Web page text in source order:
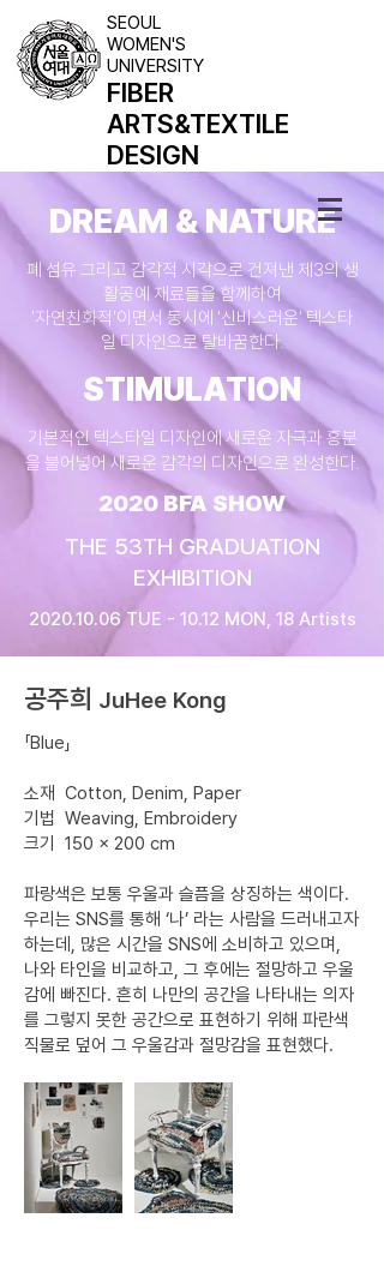
SEOUL
WOMEN'S
UNIVERSITY
FIBER
ARTS&TEXTILE
DESIGN
DREAM & NATURE
​폐 섬유 그리고 감각적 시각으로 건져낸 제3의 생
활공예 재료들을 함께하여
'자연친화적'이면서 동시에 '신비스러운' 텍스타
일 디자인으로 탈바꿈한다.
STIMULATION
​기본적인 텍스타일 디자인에 새로운 자극과 흥분
을 불어넣어 새로운 감각의 디자인으로 완성한다.
2020 BFA SHOW
THE 53TH GRADUATION
EXHIBITION
2020.10.06 TUE - 10.12 MON, 18 Artists
​공주희 JuHee Kong
「Blue」
소재 Cotton, Denim, Paper
기법 Weaving, Embroidery
크기 150 × 200 cm
파랑색은 보통 우울과 슬픔을 상징하는 색이다.
우리는 SNS를 통해 ‘나’ 라는 사람을 드러내고자
하는데, 많은 시간을 SNS에 소비하고 있으며,
나와 타인을 비교하고, 그 후에는 절망하고 우울
감에 빠진다. 흔히 나만의 공간을 나타내는 의자
를 그렇지 못한 공간으로 표현하기 위해 파란색
직물로 덮어 그 우울감과 절망감을 표현했다.